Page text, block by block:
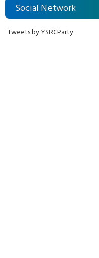
Social Network
Tweets by YSRCParty